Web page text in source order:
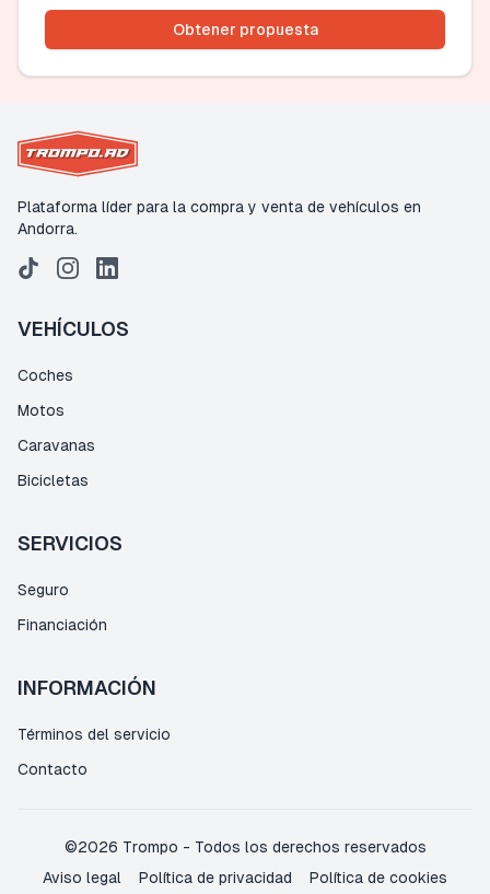
Obtener propuesta
Plataforma líder para la compra y venta de vehículos en
Andorra.
VEHÍCULOS
Coches
Motos
Caravanas
Bicicletas
SERVICIOS
Seguro
Financiación
INFORMACIÓN
Términos del servicio
Contacto
©2026 Trompo - Todos los derechos reservados
Aviso legal
Política de privacidad Política de cookies